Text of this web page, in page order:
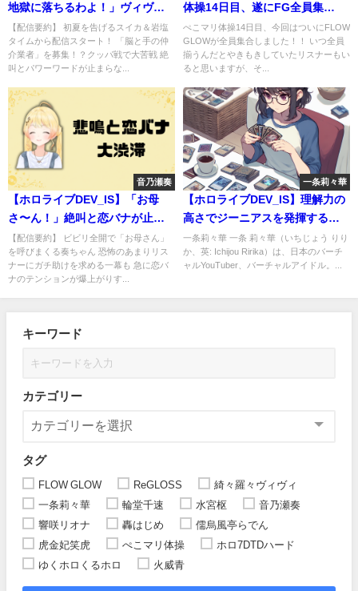
地獄に落ちるわよ！」ヴィヴ
ィ、宿敵クッパと魂の最終決
戦！
【配信要約】 初夏を告げるスイカ＆岩塩
タイムから配信スタート！ 「脳と手の仲
介業者」を募集！？クッパ戦で大苦戦 絶
叫とパワーワードが止まらな...
体操14日目、遂にFG全員集
合！！ #綺々羅々ヴィヴィ #
響咲リオナ #水宮枢 #輪堂千
速 #虎金妃笑虎 #ぺこマリ体
ぺこマリ体操14日目、今回はついにFLOW
GLOWが全員集合しました！！ いつ全員
揃うんだとやきもきしていたリスナーもい
ると思いますが、そ...
音乃瀬奏
【ホロライブDEV_IS】「お母
さ〜ん！」絶叫と恋バナが止ま
らない音乃瀬奏のホラー
【配信要約】 ビビリ全開で「お母さん」
を呼びまくる奏ちゃん 恐怖のあまりリス
ナーにガチ助けを求める一幕も 急に恋バ
ナのテンションが爆上がりす...
一条莉々華
【ホロライブDEV_IS】理解力の
高さでジーニアスを発揮するり
りーか！！ #一条莉々華 #遊
戯王マスターデュエルパーク
一条莉々華 一条 莉々華（いちじょう りり
か、英: Ichijou Ririka）は、日本のバーチ
ャルYouTuber、バーチャルアイドル。...
キーワード
カテゴリー
タグ
FLOW GLOW ReGLOSS
綺々羅々ヴィヴィ
一条莉々華
輪堂千速 水宮枢
音乃瀬奏
響咲リオナ
轟はじめ
儒烏風亭らでん
虎金妃笑虎
ぺこマリ体操
ホロ7DTDハード
ゆくホロくるホロ
火威青